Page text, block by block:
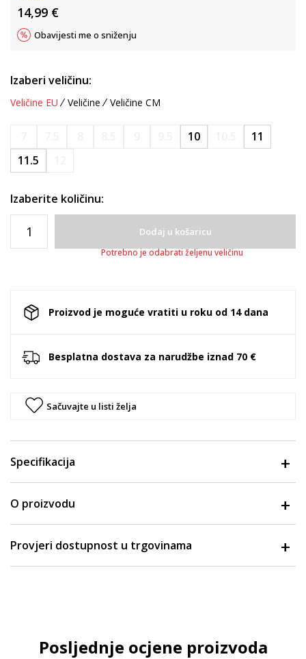
14,99 €
Obavijesti me o sniženju
Izaberi veličinu:
Veličine EU Veličine Veličine CM
10
11
11.5
Izaberite količinu:
Dodaj u košaricu
Potrebno je odabrati željenu veličinu
Proizvod je moguće vratiti u roku od 14 dana
Besplatna dostava za narudžbe iznad 70 €
Sačuvajte u listi želja
Specifikacija
O proizvodu
Provjeri dostupnost u trgovinama
Posljednje ocjene proizvoda